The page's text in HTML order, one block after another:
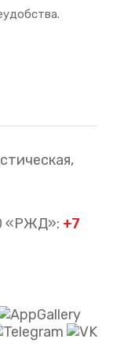
«РЖД»: +7